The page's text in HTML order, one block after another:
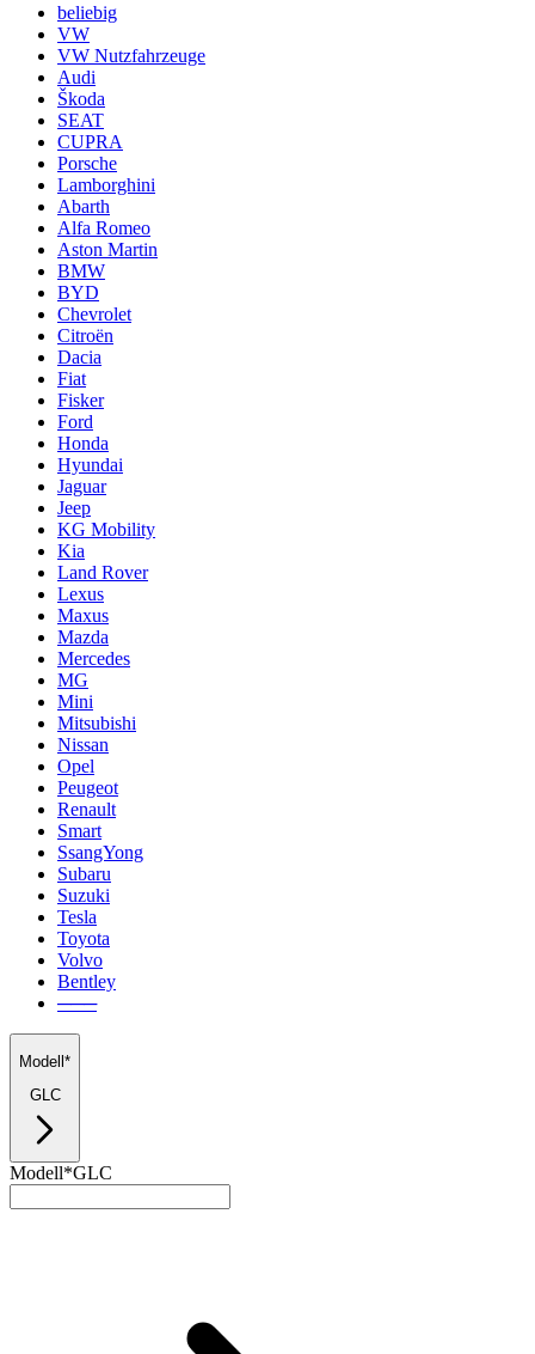
beliebig
VW
VW Nutzfahrzeuge
Audi
Škoda
SEAT
CUPRA
Porsche
Lamborghini
Abarth
Alfa Romeo
Aston Martin
BMW
BYD
Chevrolet
Citroën
Dacia
Fiat
Fisker
Ford
Honda
Hyundai
Jaguar
Jeep
KG Mobility
Kia
Land Rover
Lexus
Maxus
Mazda
Mercedes
MG
Mini
Mitsubishi
Nissan
Opel
Peugeot
Renault
Smart
SsangYong
Subaru
Suzuki
Tesla
Toyota
Volvo
Bentley
───
Modell*
GLC
Modell*GLC